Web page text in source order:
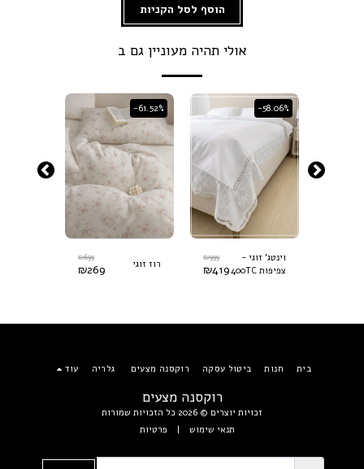
הוסף לסל הקניות
אולי תהיה מעוניין גם ב
-58.06%
וינטג' זוגי -
צפיפות 400TC
₪999
₪419
-61.52%
רוז זוגי
₪699
₪269
רוקסנה מצעים
זכויות יוצרים © 2026 כל הזכויות שמורות
תנאי שימוש | פרטיות
בית חנות ביטול עסקה רוקסנה מצעים גלריה עוד